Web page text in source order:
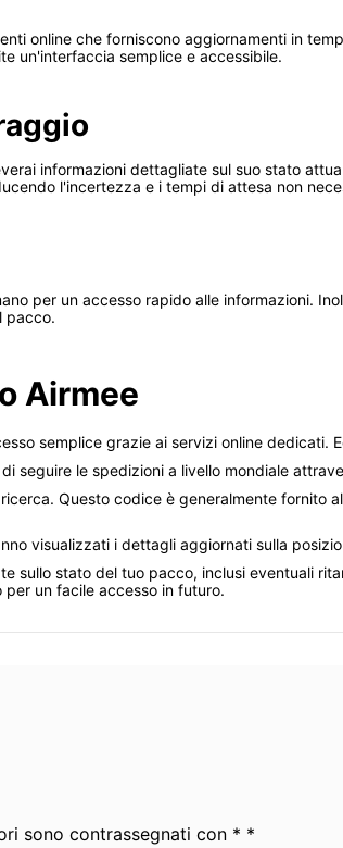
online che forniscono aggiornamenti in
un'interfaccia semplice e accessibile.
informazioni dettagliate sul suo stato
l'incertezza e i tempi di attesa non
per un accesso rapido alle informazioni.
pacco.
Airmee
semplice grazie ai servizi online dedicati.
seguire le spedizioni a livello mondiale
Questo codice è generalmente fornito
visualizzati i dettagli aggiornati sulla
sullo stato del tuo pacco, inclusi eventuali
un facile accesso in futuro.
sono contrassegnati con * *